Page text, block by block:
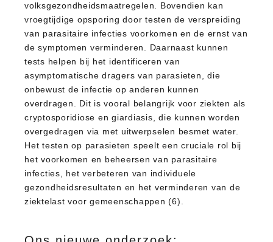
volksgezondheidsmaatregelen. Bovendien kan
vroegtijdige opsporing door testen de verspreiding
van parasitaire infecties voorkomen en de ernst van
de symptomen verminderen. Daarnaast kunnen
tests helpen bij het identificeren van
asymptomatische dragers van parasieten, die
onbewust de infectie op anderen kunnen
overdragen. Dit is vooral belangrijk voor ziekten als
cryptosporidiose en giardiasis, die kunnen worden
overgedragen via met uitwerpselen besmet water.
Het testen op parasieten speelt een cruciale rol bij
het voorkomen en beheersen van parasitaire
infecties, het verbeteren van individuele
gezondheidsresultaten en het verminderen van de
ziektelast voor gemeenschappen (6).